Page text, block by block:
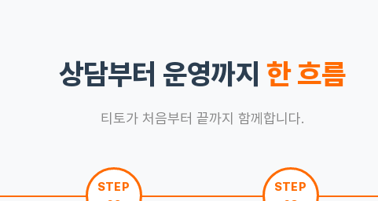
상담부터 운영까지 한 흐름
티토가 처음부터 끝까지 함께합니다.
STEP
STEP